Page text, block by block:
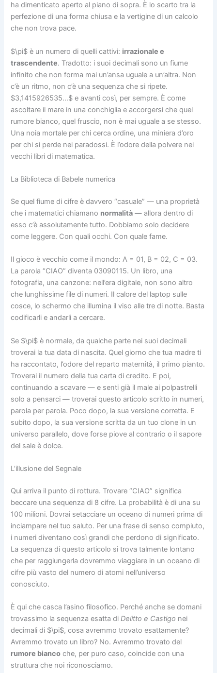
ha dimenticato aperto al piano di sopra. È lo scarto tra la
perfezione di una forma chiusa e la vertigine di un calcolo
che non trova pace.
$\pi$ è un numero di quelli cattivi: irrazionale e
trascendente. Tradotto: i suoi decimali sono un fiume
infinito che non forma mai un’ansa uguale a un’altra. Non
c’è un ritmo, non c’è una sequenza che si ripete.
$3,1415926535…$ e avanti così, per sempre. È come
ascoltare il mare in una conchiglia e accorgersi che quel
rumore bianco, quel fruscio, non è mai uguale a se stesso.
Una noia mortale per chi cerca ordine, una miniera d’oro
per chi si perde nei paradossi. È l’odore della polvere nei
vecchi libri di matematica.
La Biblioteca di Babele numerica
Se quel fiume di cifre è davvero “casuale” — una proprietà
che i matematici chiamano normalità — allora dentro di
esso c’è assolutamente tutto. Dobbiamo solo decidere
come leggere. Con quali occhi. Con quale fame.
Il gioco è vecchio come il mondo: A = 01, B = 02, C = 03.
La parola “CIAO” diventa 03090115. Un libro, una
fotografia, una canzone: nell’era digitale, non sono altro
che lunghissime file di numeri. Il calore del laptop sulle
cosce, lo schermo che illumina il viso alle tre di notte. Basta
codificarli e andarli a cercare.
Se $\pi$ è normale, da qualche parte nei suoi decimali
troverai la tua data di nascita. Quel giorno che tua madre ti
ha raccontato, l’odore del reparto maternità, il primo pianto.
Troverai il numero della tua carta di credito. E poi,
continuando a scavare — e senti già il male ai polpastrelli
solo a pensarci — troverai questo articolo scritto in numeri,
parola per parola. Poco dopo, la sua versione corretta. E
subito dopo, la sua versione scritta da un tuo clone in un
universo parallelo, dove forse piove al contrario o il sapore
del sale è dolce.
L’illusione del Segnale
Qui arriva il punto di rottura. Trovare “CIAO” significa
beccare una sequenza di 8 cifre. La probabilità è di una su
100 milioni. Dovrai setacciare un oceano di numeri prima di
inciampare nel tuo saluto. Per una frase di senso compiuto,
i numeri diventano così grandi che perdono di significato.
La sequenza di questo articolo si trova talmente lontano
che per raggiungerla dovremmo viaggiare in un oceano di
cifre più vasto del numero di atomi nell’universo
conosciuto.
È qui che casca l’asino filosofico. Perché anche se domani
trovassimo la sequenza esatta diDelitto e Castigo nei
decimali di $\pi$, cosa avremmo trovato esattamente?
Avremmo trovato un libro? No. Avremmo trovato del
rumore bianco che, per puro caso, coincide con una
struttura che noi riconosciamo.